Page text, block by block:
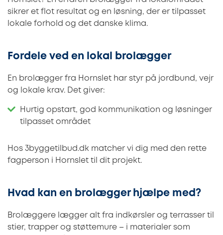
sikrer et flot resultat og en løsning, der er tilpasset
lokale forhold og det danske klima.
Fordele ved en lokal brolægger
En brolægger fra Hornslet har styr på jordbund, vejr
og lokale krav. Det giver:
Hurtig opstart, god kommunikation og løsninger
tilpasset området
Hos 3byggetilbud.dk matcher vi dig med den rette
fagperson i Hornslet til dit projekt.
Hvad kan en brolægger hjælpe med?
Brolæggere lægger alt fra indkørsler og terrasser til
stier, trapper og støttemure – i materialer som